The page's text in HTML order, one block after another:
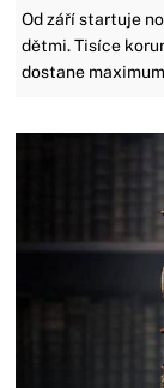
Od září startuje
dětmi. Tisíce
dostane